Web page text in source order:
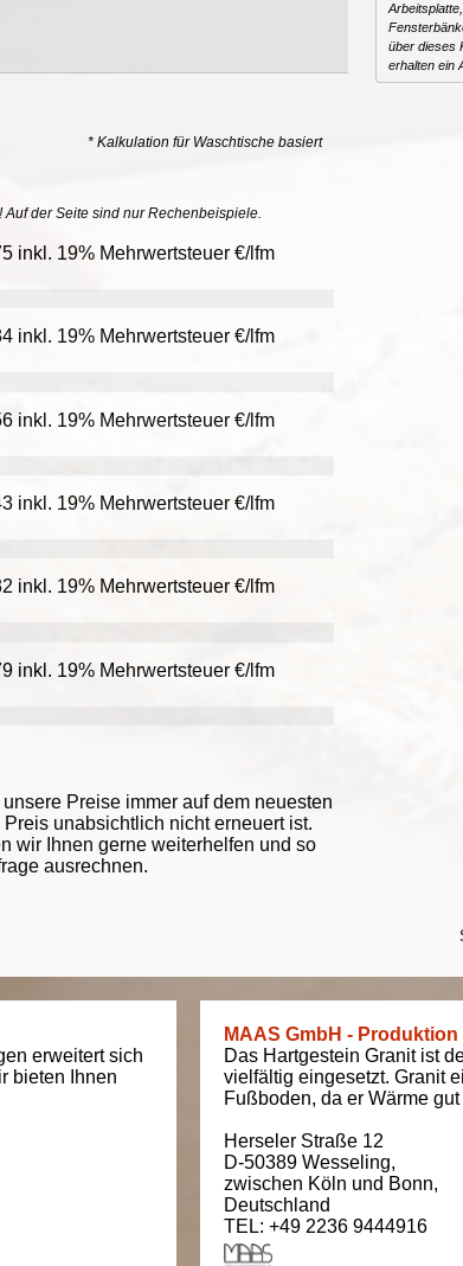
* Kalkulation für Waschtische basiert
der Seite sind nur Rechenbeispiele.
inkl. 19% Mehrwertsteuer €/lfm
inkl. 19% Mehrwertsteuer €/lfm
inkl. 19% Mehrwertsteuer €/lfm
inkl. 19% Mehrwertsteuer €/lfm
inkl. 19% Mehrwertsteuer €/lfm
inkl. 19% Mehrwertsteuer €/lfm
Preise immer auf dem neuesten
unabsichtlich nicht erneuert ist.
wir Ihnen gerne weiterhelfen und so
ausrechnen.
über dieses
erhalten ein
erweitert sich
bieten Ihnen
MAAS GmbH - Produktion
Das Hartgestein Granit ist
vielfältig eingesetzt. Granit
Fußboden, da er Wärme
Herseler Straße 12
D-50389 Wesseling,
zwischen Köln und Bonn,
Deutschland
TEL: +49 2236 9444916